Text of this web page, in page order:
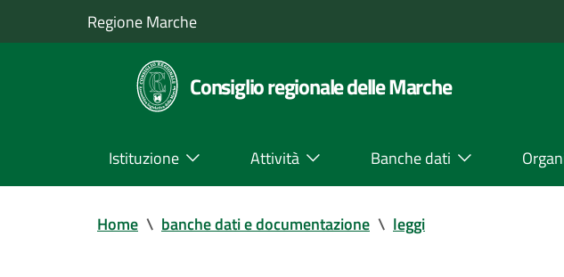
Regione Marche
Consiglio regionale delle Marche
Istituzione Attività Banche dati
Home \ banche dati e documentazione \ leggi